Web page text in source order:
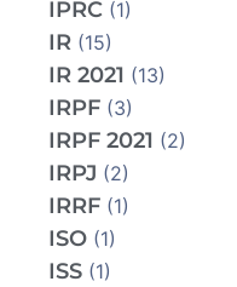
IPRC (1)
IR (15)
IR 2021 (13)
IRPF (3)
IRPF 2021 (2)
IRPJ (2)
IRRF (1)
ISO (1)
ISS (1)